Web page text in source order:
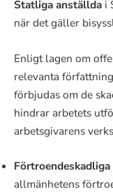
Statliga anställda i
när det gäller
Enligt lagen om
relevanta
förbjudas om de
hindrar arbetets
arbetsgivarens
allmänhetens